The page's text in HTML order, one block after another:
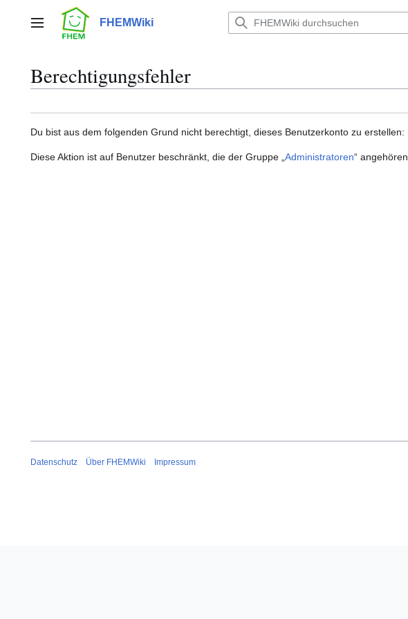
springenHauptmenü FHEMWiki
Berechtigungsfehler
Du bist aus dem folgenden Grund nicht berechtigt, dieses Benutzerkonto zu erstellen:
Diese Aktion ist auf Benutzer beschränkt, die der Gruppe „ Administratoren“ angehören.
Datenschutz Über FHEMWiki Impressum